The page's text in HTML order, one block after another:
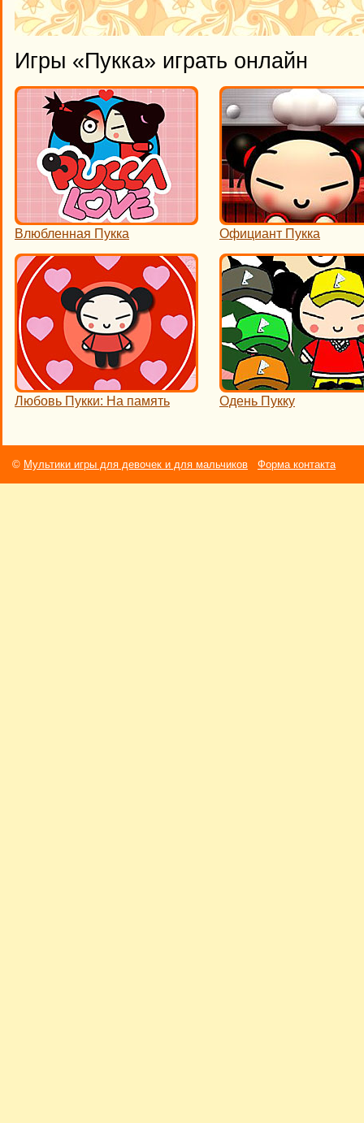
Игры «Пукка» играть онлайн
Влюбленная Пукка Официант Пукка
Любовь Пукки: На память Одень Пукку
© Мультики игры для девочек и для мальчиков Форма контакта